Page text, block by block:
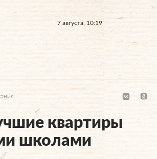
7 августа, 10:19
квартиры
школами